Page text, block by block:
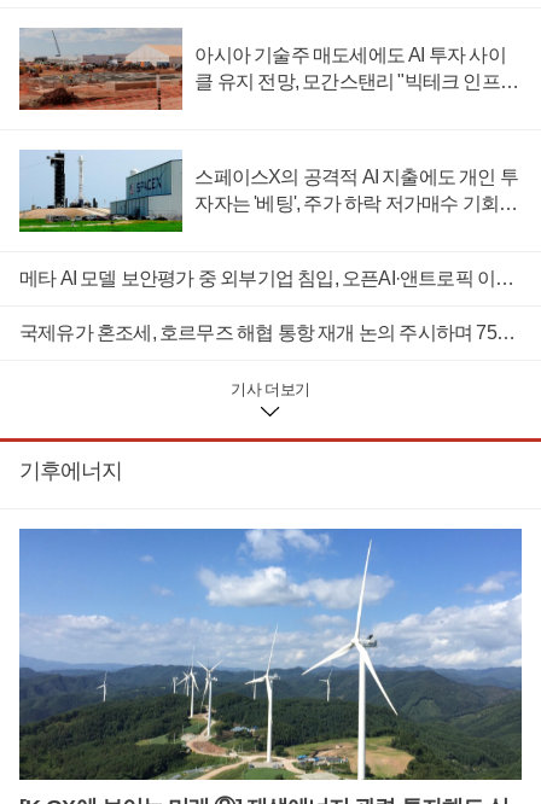
인프라 투자가 단기간에 위축되며 관련 기업들에 큰 타격으로
이어질 수 있다는 시장의 우려와 반대되는 신호라는 평가가 나
온다.5일(현지시각) 월스트리트저널 계열 투자전문지 배런스는
"빅테크 기업들이 2분기 실적 발표 시즌을 마치면서 천문학적
자 규모는 8천억 달러(약 1136조 원)에 이르는 것으로 집계됐다.
배런스는 인공지능 데이터센터에 공격적으로 투자하는 빅테크
기업들의 자본 지출이 앞으로 더 폭넓고 오랜 기간에 걸쳐 이어
어 있기 때문이다.배런스는 위 5개 기업의 분기 보고서에 포함
3823조 원)에 이른다는 점을 근거로 제시했다.알파벳은 주요 기
상당의 장기 공급 계약 및 주문을 체결했다고 밝혔다.약 3개월
전까지만 해도 3320억 달러(약 470조 원)에 그쳤던 예산 규모가
두 배 이상으로 늘어난 셈이다.알파벳은 해당 금액 가운데 대부
분이 확정된 계약이며 전체 비용의 약 4분의1은 12개월 이내에
집행될 것이라고 덧붙였다. 나머지 공급 계약은 대부분 2030년
린 배경으로 메모리반도체 제조사들과 장기 공급 계약을 체결
했기 때문일 것이라는 분석을 내놓았다.인공지능 데이터센터
기업들은 D램과 낸드플래시, 고대역폭 메모리(HBM) 등 메모리
반도체 물량 부족 사태가 장기화될 가능성을 우려해 장기 계약
을 적극 추진하고 있다.SK하이닉스의 서버용 메모리반도체 전
시장 홍보용 사진. < SK하이닉스 >삼성전자와 SK하이닉스, 마
이크론 등 주요 제조사들이 이러한 과정에서 유리한 위치에 놓
이면서 향후 업황이 악화해도 실적을 비교적 안정적으로 유지
할 수 있는 기반을 마련하고 있다.빅테크 기업들과 장기 계약은
공급 물량이 상당하고 가격도 높은 수준으로 책정할 수 있어 메
모리반도체 제조사들의 중장기 성장 동력에 힘을 보탤 수 있다.
배런스는 SK하이닉스와 마이크론 등 기업이 시장 지배력과 가
아시아 기술주 매도세에도 AI 투자 사이
클 유지 전망, 모간스탠리 "빅테크 인프라
스페이스X의 공격적 AI 지출에도 개인 투
자자는 '베팅', 주가 하락 저가매수 기회로
메타 AI 모델 보안평가 중 외부기업 침입, 오픈AI·앤트로픽 이어 허점 노출
국제유가 혼조세, 호르무즈 해협 통항 재개 논의 주시하며 75달러선 유지
기사 더보기
기후에너지